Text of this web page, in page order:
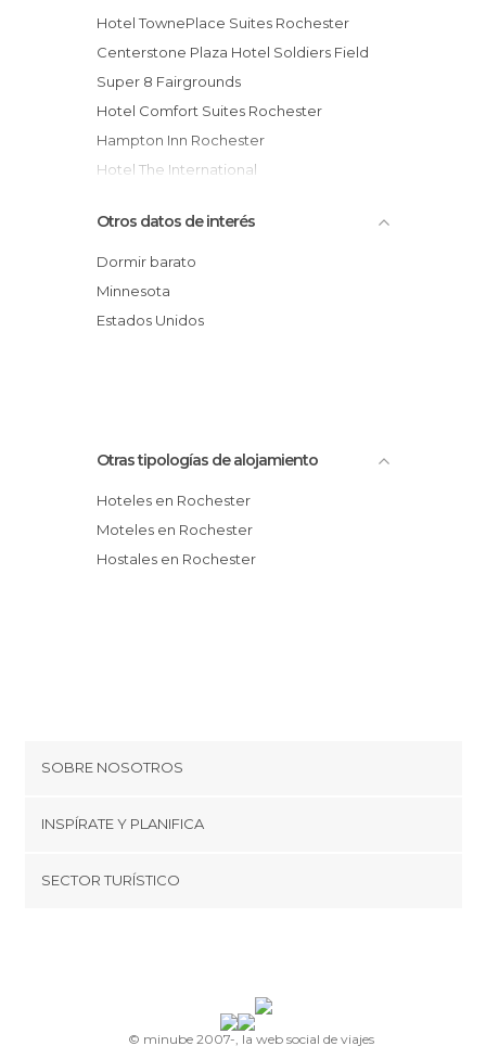
Hotel TownePlace Suites Rochester
Centerstone Plaza Hotel Soldiers Field
Super 8 Fairgrounds
Hotel Comfort Suites Rochester
Hampton Inn Rochester
Hotel The International
Microtel Inn and Suites Rochester
Hotel Extended Stay America Rochester
- North
Sleep Inn & Suites
Otros datos de interés
Dormir barato
Minnesota
Estados Unidos
Otras tipologías de alojamiento
Hoteles en Rochester
Moteles en Rochester
Hostales en Rochester
SOBRE NOSOTROS
Cookies
Términos y condiciones
INSPÍRATE Y PLANIFICA
SECTOR TURÍSTICO
© minube 2007-, la web social de viajes